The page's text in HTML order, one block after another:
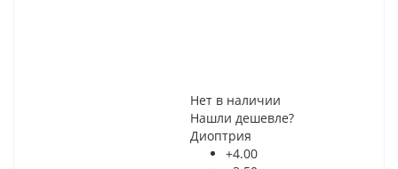
Нет в наличии
Нашли дешевле?
Диоптрия
+4.00